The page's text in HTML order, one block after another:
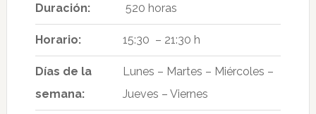
Duración: 520 horas
Horario: 15:30 – 21:30 h
Días de la
semana:
Lunes – Martes – Miércoles –
Jueves – Viernes